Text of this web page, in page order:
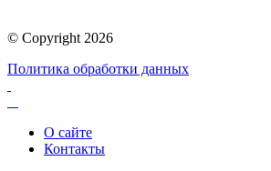
© Copyright 2026
Политика обработки данных
О сайте
Контакты